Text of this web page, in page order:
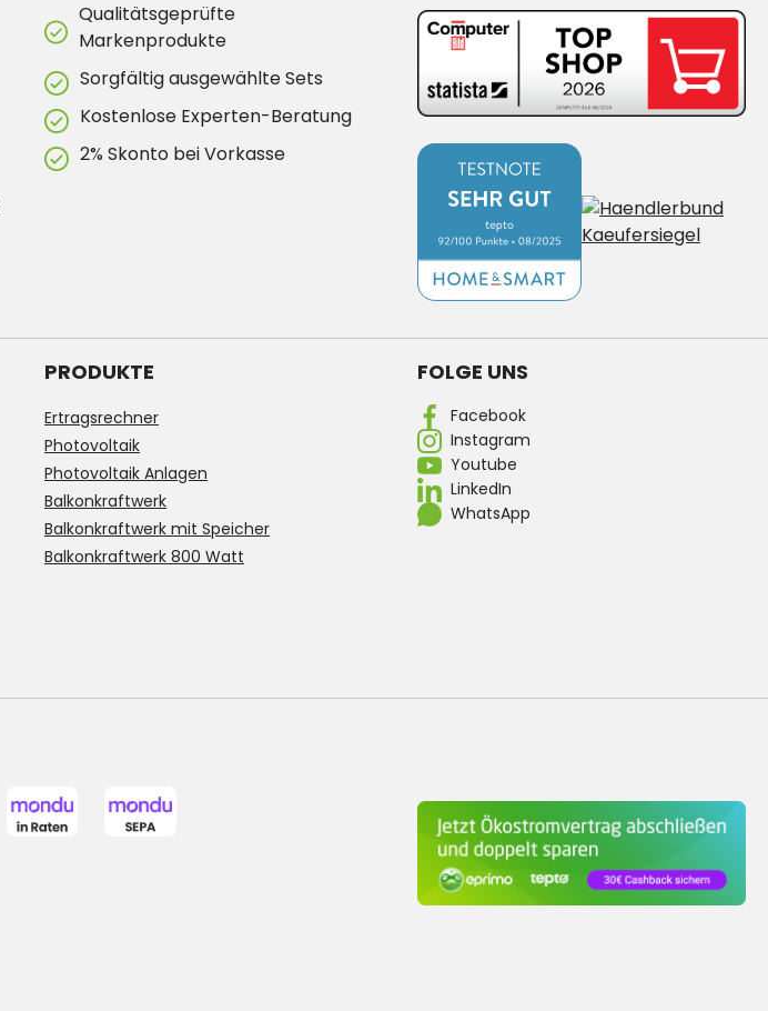
Qualitätsgeprüfte
Markenprodukte
Sorgfältig ausgewählte Sets
Kostenlose Experten-Beratung
2% Skonto bei Vorkasse
FOLGE UNS
Facebook
Instagram
Youtube
LinkedIn
WhatsApp
PRODUKTE
Ertragsrechner
Photovoltaik
Photovoltaik Anlagen
Balkonkraftwerk
Balkonkraftwerk mit Speicher
Balkonkraftwerk 800 Watt